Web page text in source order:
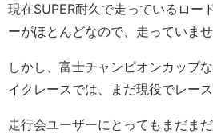
現在SUPER耐久で走っているロー
ーがほとんどなので、走っていませ
しかし、富士チャンピオンカップ
イクレースでは、まだ現役でレー
走行会ユーザーにとってもまだま